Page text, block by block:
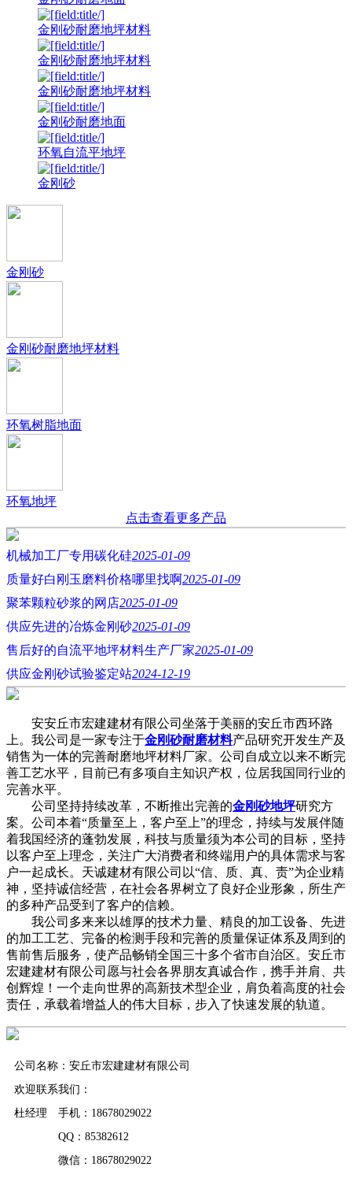
金刚砂耐磨地坪材料
金刚砂耐磨地坪材料
金刚砂耐磨地坪材料
金刚砂耐磨地面
环氧自流平地坪
金刚砂
金刚砂
金刚砂耐磨地坪材料
环氧树脂地面
环氧地坪
点击查看更多产品
机械加工厂专用碳化硅2025-01-09
质量好白刚玉磨料价格哪里找啊2025-01-09
聚苯颗粒砂浆的网店2025-01-09
供应先进的冶炼金刚砂2025-01-09
售后好的自流平地坪材料生产厂家2025-01-09
供应金刚砂试验鉴定站2024-12-19
安安丘市宏建建材有限公司坐落于美丽的安丘市西环路
上。我公司是一家专注于金刚砂耐磨材料产品研究开发生产及
销售为一体的完善耐磨地坪材料厂家。公司自成立以来不断完
善工艺水平，目前已有多项自主知识产权，位居我国同行业的
完善水平。
公司坚持持续改革，不断推出完善的金刚砂地坪研究方
案。公司本着“质量至上，客户至上”的理念，持续与发展伴随
着我国经济的蓬勃发展，科技与质量须为本公司的目标，坚持
以客户至上理念，关注广大消费者和终端用户的具体需求与客
户一起成长。天诚建材有限公司以“信、质、真、责”为企业精
神，坚持诚信经营，在社会各界树立了良好企业形象，所生产
的多种产品受到了客户的信赖。
我公司多来来以雄厚的技术力量、精良的加工设备、先进
的加工工艺、完备的检测手段和完善的质量保证体系及周到的
售前售后服务，使产品畅销全国三十多个省市自治区。安丘市
宏建建材有限公司愿与社会各界朋友真诚合作，携手并肩、共
创辉煌！一个走向世界的高新技术型企业，肩负着高度的社会
责任，承载着增益人的伟大目标，步入了快速发展的轨道。
公司名称：安丘市宏建建材有限公司
欢迎联系我们：
杜经理 手机：18678029022
QQ：85382612
微信：18678029022